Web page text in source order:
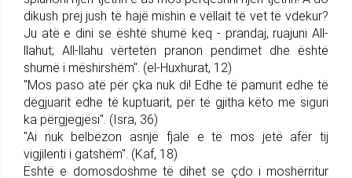
dikush prej jush të hajë mishin e vëllait të vet të vdekur?
Ju atë e dini se është shumë keq - prandaj, ruajuni All-
llahut; All-llahu vërtetën pranon pendimet dhe është
shumë i mëshirshëm". (el-Huxhurat, 12)
"Mos paso atë për çka nuk di! Edhe të pamurit edhe të
dëgjuarit edhe të kuptuarit, për të gjitha këto me siguri
ka përgjegjësi". (Isra, 36)
"Ai nuk belbëzon asnjë fjalë e të mos jetë afër tij
vigjilenti i gatshëm". (Kaf, 18)
Është e domosdoshme të dihet se çdo i moshërritur